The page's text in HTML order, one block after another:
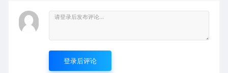
登录后评论